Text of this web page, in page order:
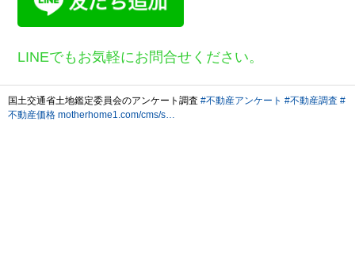
LINEでもお気軽にお問合せください。